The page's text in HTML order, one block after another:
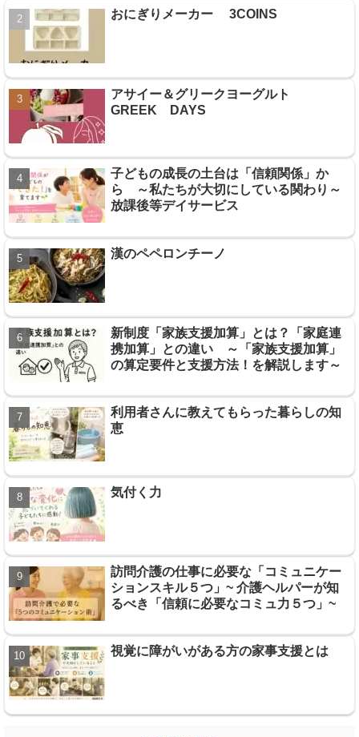
おにぎりメーカー 3COINS
アサイー＆グリークヨーグルト
GREEK DAYS
子どもの成長の土台は「信頼関係」か
ら ～私たちが大切にしている関わり～
放課後等デイサービス
漢のペペロンチーノ
新制度「家族支援加算」とは？「家庭連
携加算」との違い ～「家族支援加算」
の算定要件と支援方法！を解説します～
利用者さんに教えてもらった暮らしの知
恵
気付く力
訪問介護の仕事に必要な「コミュニケー
ションスキル５つ」~ 介護ヘルパーが知
るべき「信頼に必要なコミュ力５つ」~
視覚に障がいがある方の家事支援とは